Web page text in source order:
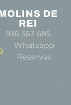
DE
REI
936 363 685
Whatsapp
Reservas